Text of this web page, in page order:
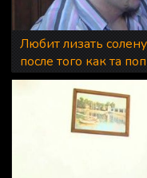
Любит лизать
после того как та